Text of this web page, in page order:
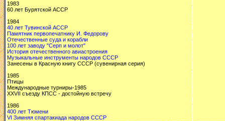
1983
60 лет Бурятской АССР
1984
40 лет Тувинской АССР
Памятник первопечатнику И. Федорову
Отечественные суда и корабли
100 лет заводу "Серп и молот"
История отечественного авиастроения
Музыкальные инструменты народов СССР
Занесены в Красную книгу СССР (сувенирная серия)
1985
Птицы
Международные турниры-1985
XXVII съезду КПСС - достойную встречу
1986
400 лет Тюмени
VI Зимняя спартакиада народов СССР